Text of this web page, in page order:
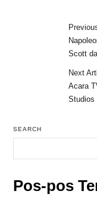
Scott
Next
Acara
Studios
SEARCH
Pos-pos